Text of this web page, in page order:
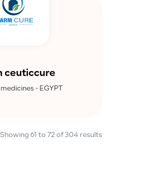
ceuticcure
- EGYPT
Showing 61 to 72 of 304 results